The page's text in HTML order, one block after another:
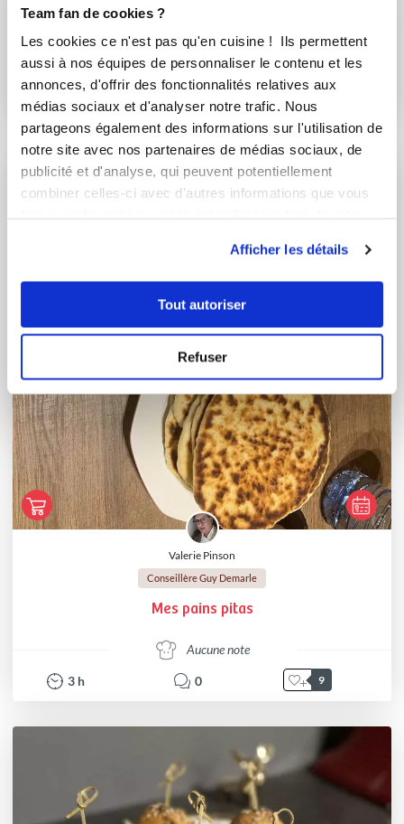
Team fan de cookies ?
Les cookies ce n'est pas qu'en cuisine ! Ils permettent
aussi à nos équipes de personnaliser le contenu et les
annonces, d'offrir des fonctionnalités relatives aux
médias sociaux et d'analyser notre trafic. Nous
partageons également des informations sur l'utilisation de
notre site avec nos partenaires de médias sociaux, de
publicité et d'analyse, qui peuvent potentiellement
combiner celles-ci avec d'autres informations que vous
Afficher les détails
Tout autoriser
Refuser
Brioches roulées frangipane à la nois...
Aucune note
2h 0
Valerie Pinson
Conseillère Guy Demarle
Mes pains pitas
Aucune note
3 h 0 9